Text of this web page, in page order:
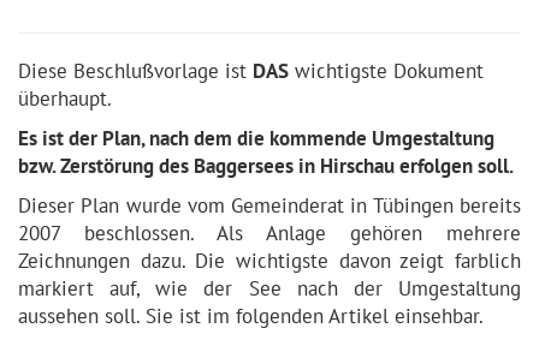
Diese Beschlußvorlage ist DAS wichtigste Dokument
überhaupt.
Es ist der Plan, nach dem die kommende Umgestaltung
bzw. Zerstörung des Baggersees in Hirschau erfolgen soll.
Dieser Plan wurde vom Gemeinderat in Tübingen bereits
2007 beschlossen. Als Anlage gehören mehrere
Zeichnungen dazu. Die wichtigste davon zeigt farblich
markiert auf, wie der See nach der Umgestaltung
aussehen soll. Sie ist im folgenden Artikel einsehbar.